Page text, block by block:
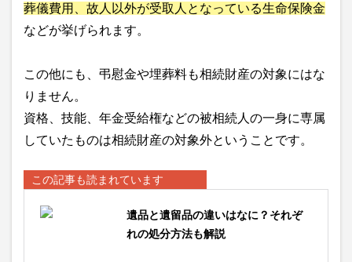
葬儀費用、故人以外が受取人となっている生命保険金
などが挙げられます。
この他にも、弔慰金や埋葬料も相続財産の対象にはな
りません。
資格、技能、年金受給権などの被相続人の一身に専属
していたものは相続財産の対象外ということです。
この記事も読まれています
遺品と遺留品の違いはなに？それぞ
れの処分方法も解説